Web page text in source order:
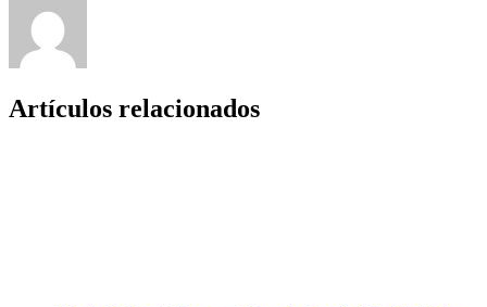
Artículos relacionados